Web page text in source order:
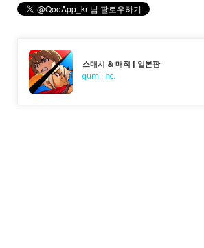
스매시 & 매직 | 일본판
gumi Inc.